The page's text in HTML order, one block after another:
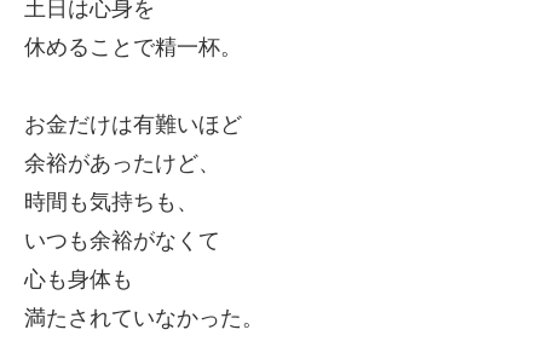
土日は心身を
休めることで精一杯。
お金だけは有難いほど
余裕があったけど、
時間も気持ちも、
いつも余裕がなくて
心も身体も
満たされていなかった。